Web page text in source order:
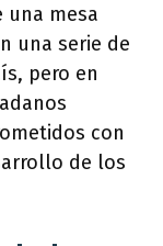
una mesa
una serie de
pero en
con
de los